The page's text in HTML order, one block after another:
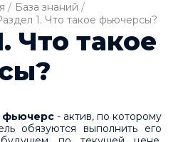
/ База знаний /
1. Что такое фьючерсы?
Что такое
фьючерс - актив, по которому
обязуются выполнить его